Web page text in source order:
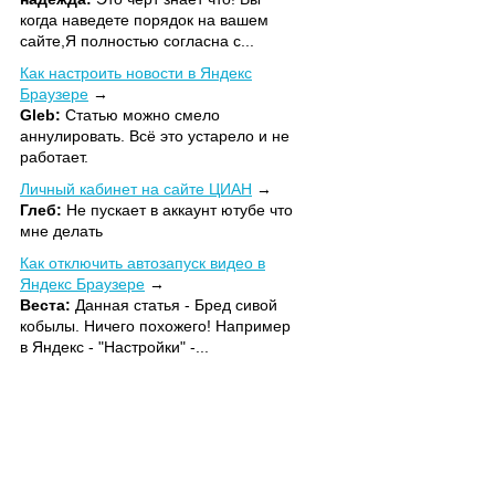
когда наведете порядок на вашем
сайте,Я полностью согласна с...
Как настроить новости в Яндекс
Браузере
Gleb: Статью можно смело
аннулировать. Всё это устарело и не
работает.
Личный кабинет на сайте ЦИАН
Глеб: Не пускает в аккаунт ютубе что
мне делать
Как отключить автозапуск видео в
Яндекс Браузере
Веста: Данная статья - Бред сивой
кобылы. Ничего похожего! Например
в Яндекс - "Настройки" -...